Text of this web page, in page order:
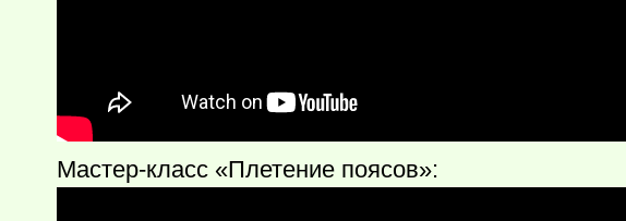
Мастер-класс «Плетение поясов»: